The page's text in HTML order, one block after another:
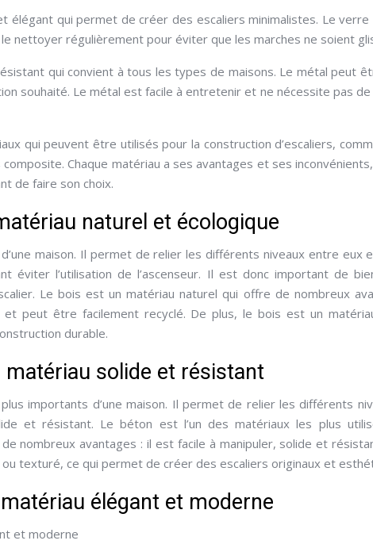
élégant qui permet de créer des escaliers minimalistes. Le verre
nettoyer régulièrement pour éviter que les marches ne soient
qui convient à tous les types de maisons. Le métal peut
souhaité. Le métal est facile à entretenir et ne nécessite pas
qui peuvent être utilisés pour la construction d’escaliers,
Chaque matériau a ses avantages et ses
de faire son choix.
naturel et écologique
maison. Il permet de relier les différents niveaux entre eux
éviter l’utilisation de l’ascenseur. Il est donc important de
Le bois est un matériau naturel qui offre de nombreux
peut être facilement recyclé. De plus, le bois est un
durable.
matériau solide et résistant
importants d’une maison. Il permet de relier les différents
et résistant. Le béton est l’un des matériaux les plus
nombreux avantages : il est facile à manipuler, solide et
texturé, ce qui permet de créer des escaliers originaux et
élégant et moderne
et moderne